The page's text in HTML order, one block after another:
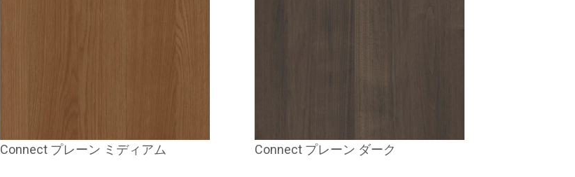
Connect プレーン ミディアム Connect プレーン ダーク